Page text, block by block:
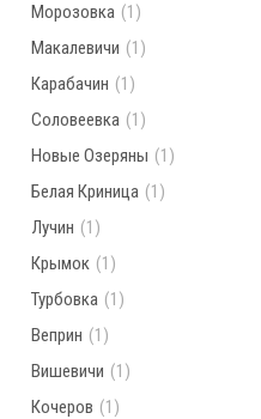
Морозовка (1)
Макалевичи (1)
Карабачин (1)
Соловеевка (1)
Новые Озеряны (1)
Белая Криница (1)
Лучин (1)
Крымок (1)
Турбовка (1)
Веприн (1)
Вишевичи (1)
Кочеров (1)